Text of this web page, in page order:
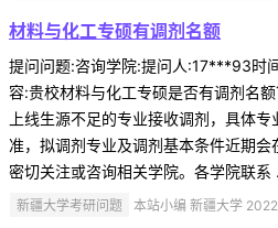
材料与化工专硕有调剂名额
提问问题:咨询学院:提问人:17***93
容:贵校材料与化工专硕是否有调剂名
上线生源不足的专业接收调剂，具体
准，拟调剂专业及调剂基本条件近期
密切关注或咨询相关学院。各学院联系
新疆大学考研问题 本站小编 新疆大学